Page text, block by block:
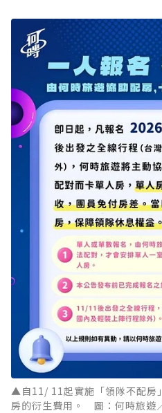
▲自11/ 11起實施「領隊不配房
房的衍生費用。 圖：何時旅遊